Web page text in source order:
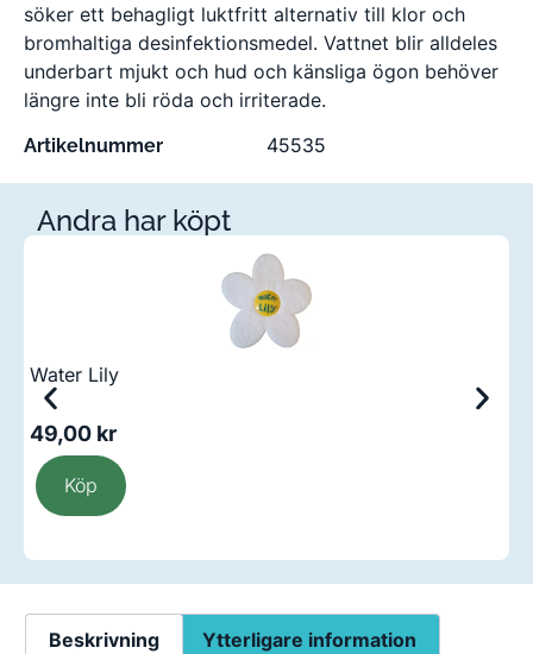
söker ett behagligt luktfritt alternativ till klor och
bromhaltiga desinfektionsmedel. Vattnet blir alldeles
underbart mjukt och hud och känsliga ögon behöver
längre inte bli röda och irriterade.
Artikelnummer 45535
Andra har köpt
Water Lily
49,00 kr
Köp
Beskrivning Ytterligare information